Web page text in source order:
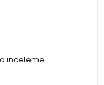
inceleme